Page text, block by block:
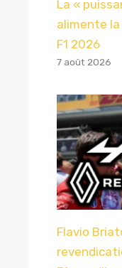
La «
alimente
F1 2026
7 août 2026
Flavio